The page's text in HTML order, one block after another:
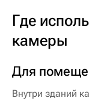
Где
камеры
Для
Внутри зданий